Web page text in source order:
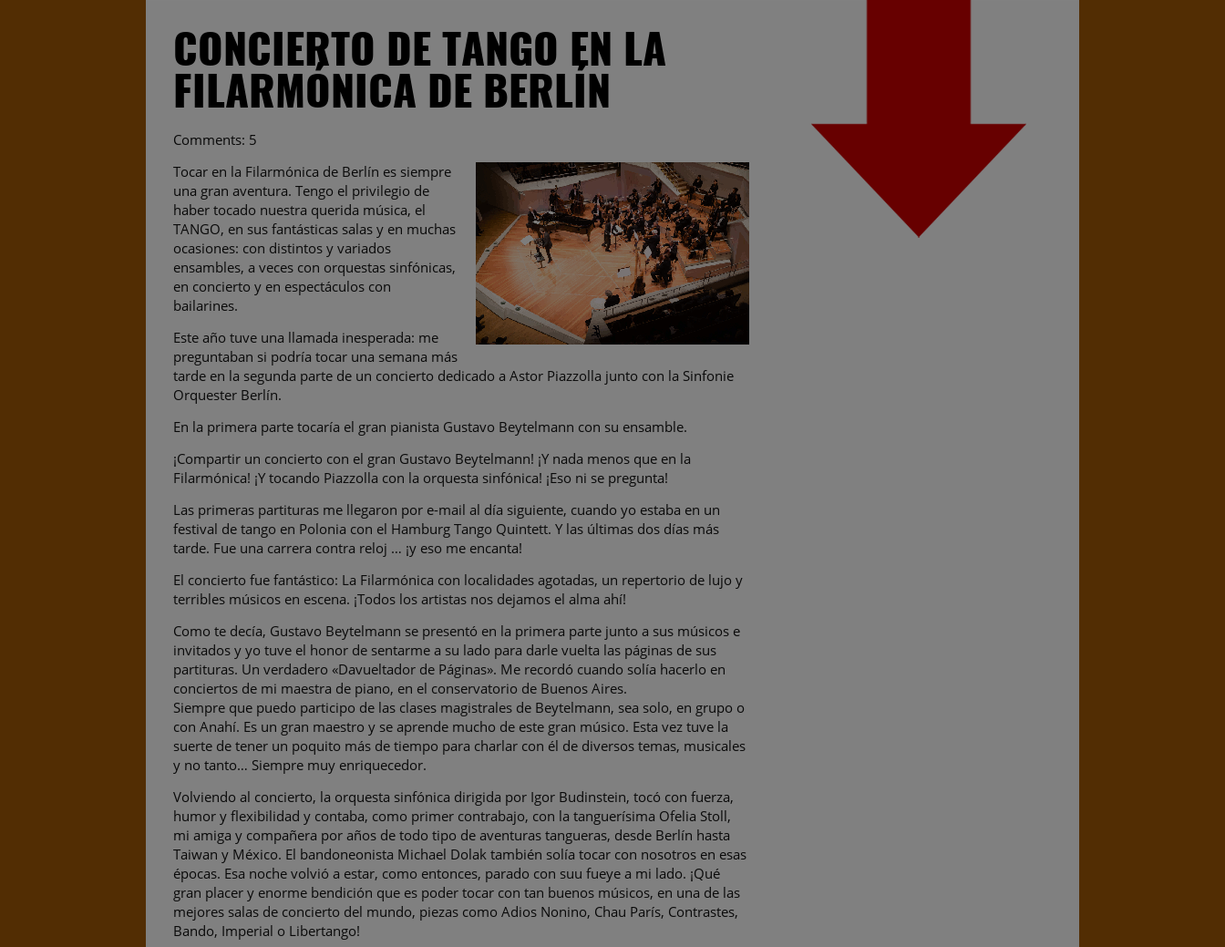
CONCIERTO DE TANGO EN LA
FILARMÓNICA DE BERLÍN
Comments: 5
Tocar en la Filarmónica de Berlín es siempre
una gran aventura. Tengo el privilegio de
haber tocado nuestra querida música, el
TANGO, en sus fantásticas salas y en muchas
ocasiones: con distintos y variados
ensambles, a veces con orquestas sinfónicas,
en concierto y en espectáculos con
bailarines.
Este año tuve una llamada inesperada: me
preguntaban si podría tocar una semana más
tarde en la segunda parte de un concierto dedicado a Astor Piazzolla junto con la Sinfonie
Orquester Berlín.
En la primera parte tocaría el gran pianista Gustavo Beytelmann con su ensamble.
¡Compartir un concierto con el gran Gustavo Beytelmann! ¡Y nada menos que en la
Filarmónica! ¡Y tocando Piazzolla con la orquesta sinfónica! ¡Eso ni se pregunta!
Las primeras partituras me llegaron por e-mail al día siguiente, cuando yo estaba en un
festival de tango en Polonia con el Hamburg Tango Quintett. Y las últimas dos días más
tarde. Fue una carrera contra reloj … ¡y eso me encanta!
El concierto fue fantástico: La Filarmónica con localidades agotadas, un repertorio de lujo y
terribles músicos en escena. ¡Todos los artistas nos dejamos el alma ahí!
Como te decía, Gustavo Beytelmann se presentó en la primera parte junto a sus músicos e
invitados y yo tuve el honor de sentarme a su lado para darle vuelta las páginas de sus
partituras. Un verdadero «Davueltador de Páginas». Me recordó cuando solía hacerlo en
conciertos de mi maestra de piano, en el conservatorio de Buenos Aires.
Siempre que puedo participo de las clases magistrales de Beytelmann, sea solo, en grupo o
con Anahí. Es un gran maestro y se aprende mucho de este gran músico. Esta vez tuve la
suerte de tener un poquito más de tiempo para charlar con él de diversos temas, musicales
y no tanto… Siempre muy enriquecedor.
Volviendo al concierto, la orquesta sinfónica dirigida por Igor Budinstein, tocó con fuerza,
humor y flexibilidad y contaba, como primer contrabajo, con la tanguerísima Ofelia Stoll,
mi amiga y compañera por años de todo tipo de aventuras tangueras, desde Berlín hasta
Taiwan y México. El bandoneonista Michael Dolak también solía tocar con nosotros en esas
épocas. Esa noche volvió a estar, como entonces, parado con suu fueye a mi lado. ¡Qué
gran placer y enorme bendición que es poder tocar con tan buenos músicos, en una de las
mejores salas de concierto del mundo, piezas como Adios Nonino, Chau París, Contrastes,
Bando, Imperial o Libertango!